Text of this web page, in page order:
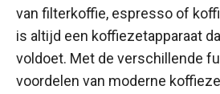
van filterkoffie, espresso of
is altijd een koffiezetapparaat
voldoet. Met de verschillende
voordelen van moderne